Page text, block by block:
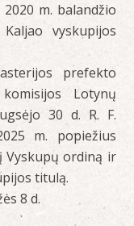
m. balandžio
vyskupijos
prefekto
Lotynų
30 d. R. F.
m. popiežius
Vyskupų ordiną ir
titulą.
8 d.